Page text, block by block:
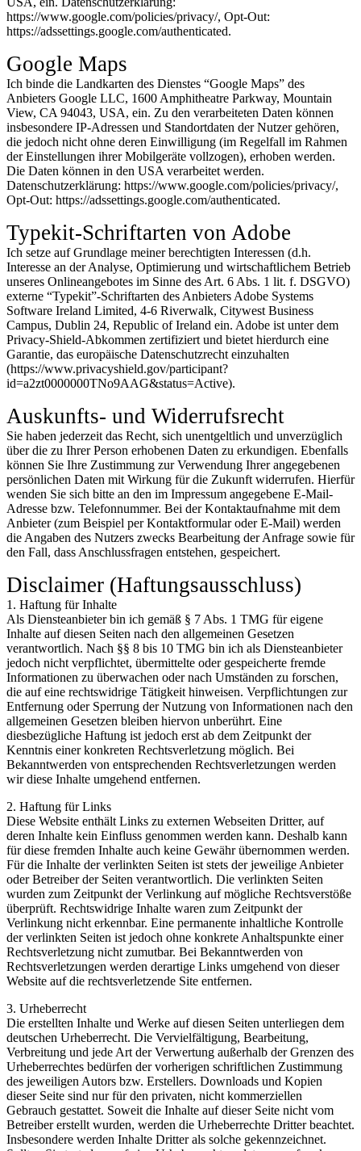
https://www.google.com/policies/privacy/, Opt-Out:
https://adssettings.google.com/authenticated.
Google Maps
Ich binde die Landkarten des Dienstes “Google Maps” des
Anbieters Google LLC, 1600 Amphitheatre Parkway, Mountain
View, CA 94043, USA, ein. Zu den verarbeiteten Daten können
insbesondere IP-Adressen und Standortdaten der Nutzer gehören,
die jedoch nicht ohne deren Einwilligung (im Regelfall im Rahmen
der Einstellungen ihrer Mobilgeräte vollzogen), erhoben werden.
Die Daten können in den USA verarbeitet werden.
Datenschutzerklärung: https://www.google.com/policies/privacy/,
Opt-Out: https://adssettings.google.com/authenticated.
Typekit-Schriftarten von Adobe
Ich setze auf Grundlage meiner berechtigten Interessen (d.h.
Interesse an der Analyse, Optimierung und wirtschaftlichem Betrieb
unseres Onlineangebotes im Sinne des Art. 6 Abs. 1 lit. f. DSGVO)
externe “Typekit”-Schriftarten des Anbieters Adobe Systems
Software Ireland Limited, 4-6 Riverwalk, Citywest Business
Campus, Dublin 24, Republic of Ireland ein. Adobe ist unter dem
Privacy-Shield-Abkommen zertifiziert und bietet hierdurch eine
Garantie, das europäische Datenschutzrecht einzuhalten
(https://www.privacyshield.gov/participant?
id=a2zt0000000TNo9AAG&status=Active).
Auskunfts- und Widerrufsrecht
Sie haben jederzeit das Recht, sich unentgeltlich und unverzüglich
über die zu Ihrer Person erhobenen Daten zu erkundigen. Ebenfalls
können Sie Ihre Zustimmung zur Verwendung Ihrer angegebenen
persönlichen Daten mit Wirkung für die Zukunft widerrufen. Hierfür
wenden Sie sich bitte an den im Impressum angegebene E-Mail-
Adresse bzw. Telefonnummer. Bei der Kontaktaufnahme mit dem
Anbieter (zum Beispiel per Kontaktformular oder E-Mail) werden
die Angaben des Nutzers zwecks Bearbeitung der Anfrage sowie für
den Fall, dass Anschlussfragen entstehen, gespeichert.
Disclaimer (Haftungsausschluss)
1. Haftung für Inhalte
Als Diensteanbieter bin ich gemäß § 7 Abs. 1 TMG für eigene
Inhalte auf diesen Seiten nach den allgemeinen Gesetzen
verantwortlich. Nach §§ 8 bis 10 TMG bin ich als Diensteanbieter
jedoch nicht verpflichtet, übermittelte oder gespeicherte fremde
Informationen zu überwachen oder nach Umständen zu forschen,
die auf eine rechtswidrige Tätigkeit hinweisen. Verpflichtungen zur
Entfernung oder Sperrung der Nutzung von Informationen nach den
allgemeinen Gesetzen bleiben hiervon unberührt. Eine
diesbezügliche Haftung ist jedoch erst ab dem Zeitpunkt der
Kenntnis einer konkreten Rechtsverletzung möglich. Bei
Bekanntwerden von entsprechenden Rechtsverletzungen werden
wir diese Inhalte umgehend entfernen.
2. Haftung für Links
Diese Website enthält Links zu externen Webseiten Dritter, auf
deren Inhalte kein Einfluss genommen werden kann. Deshalb kann
für diese fremden Inhalte auch keine Gewähr übernommen werden.
Für die Inhalte der verlinkten Seiten ist stets der jeweilige Anbieter
oder Betreiber der Seiten verantwortlich. Die verlinkten Seiten
wurden zum Zeitpunkt der Verlinkung auf mögliche Rechtsverstöße
überprüft. Rechtswidrige Inhalte waren zum Zeitpunkt der
Verlinkung nicht erkennbar. Eine permanente inhaltliche Kontrolle
der verlinkten Seiten ist jedoch ohne konkrete Anhaltspunkte einer
Rechtsverletzung nicht zumutbar. Bei Bekanntwerden von
Rechtsverletzungen werden derartige Links umgehend von dieser
Website auf die rechtsverletzende Site entfernen.
3. Urheberrecht
Die erstellten Inhalte und Werke auf diesen Seiten unterliegen dem
deutschen Urheberrecht. Die Vervielfältigung, Bearbeitung,
Verbreitung und jede Art der Verwertung außerhalb der Grenzen des
Urheberrechtes bedürfen der vorherigen schriftlichen Zustimmung
des jeweiligen Autors bzw. Erstellers. Downloads und Kopien
dieser Seite sind nur für den privaten, nicht kommerziellen
Gebrauch gestattet. Soweit die Inhalte auf dieser Seite nicht vom
Betreiber erstellt wurden, werden die Urheberrechte Dritter beachtet.
Insbesondere werden Inhalte Dritter als solche gekennzeichnet.